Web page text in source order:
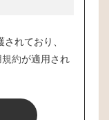
こらな
す。
通じ
れており、
約が適用され